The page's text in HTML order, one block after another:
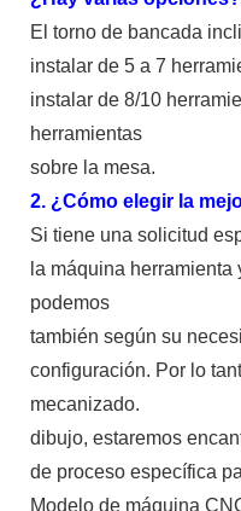
El torno de bancada
instalar de 5 a 7
instalar de 8/10
herramientas
sobre la mesa.
2. ¿Cómo elegir la
Si tiene una solicitud
la máquina
podemos
también según su
configuración. Por lo
mecanizado.
dibujo, estaremos
de proceso específica
Modelo de máquina